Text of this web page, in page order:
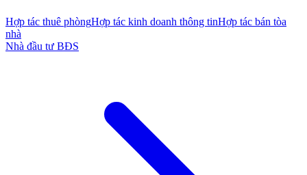
Hợp tác thuê phòngHợp tác kinh doanh thông tinHợp tác bán tòa
nhà
Nhà đầu tư BĐS